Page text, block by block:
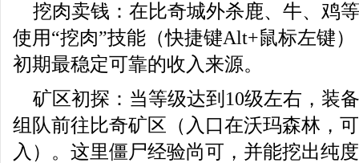
挖肉卖钱：在比奇城外杀鹿、牛、鸡
使用“挖肉”技能（快捷键Alt+鼠标左键
初期最稳定可靠的收入来源。
矿区初探：当等级达到10级左右，装
组队前往比奇矿区（入口在沃玛森林，
入）。这里僵尸经验尚可，并能挖出纯